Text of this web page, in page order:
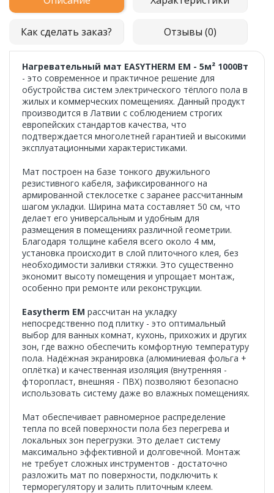
Как сделать заказ? Отзывы (0)
Нагревательный мат EASYTHERM EM - 5м² 1000Вт
- это современное и практичное решение для
обустройства систем электрического тёплого пола в
жилых и коммерческих помещениях. Данный продукт
производится в Латвии с соблюдением строгих
европейских стандартов качества, что
подтверждается многолетней гарантией и высокими
эксплуатационными характеристиками.
Мат построен на базе тонкого двужильного
резистивного кабеля, зафиксированного на
армированной стеклосетке с заранее рассчитанным
шагом укладки. Ширина мата составляет 50 см, что
делает его универсальным и удобным для
размещения в помещениях различной геометрии.
Благодаря толщине кабеля всего около 4 мм,
установка происходит в слой плиточного клея, без
необходимости заливки стяжки. Это существенно
экономит высоту помещения и упрощает монтаж,
особенно при ремонте или реконструкции.
Easytherm EM рассчитан на укладку
непосредственно под плитку - это оптимальный
выбор для ванных комнат, кухонь, прихожих и других
зон, где важно обеспечить комфортную температуру
пола. Надёжная экранировка (алюминиевая фольга +
оплётка) и качественная изоляция (внутренняя -
фторопласт, внешняя - ПВХ) позволяют безопасно
использовать систему даже во влажных помещениях.
Мат обеспечивает равномерное распределение
тепла по всей поверхности пола без перегрева и
локальных зон перегрузки. Это делает систему
максимально эффективной и долговечной. Монтаж
не требует сложных инструментов - достаточно
разложить мат по поверхности, подключить к
терморегулятору и залить плиточным клеем.